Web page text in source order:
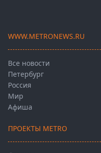
WWW.METRONEWS.RU
Все новости
Петербург
Россия
Мир
Афиша
ПРОЕКТЫ METRO